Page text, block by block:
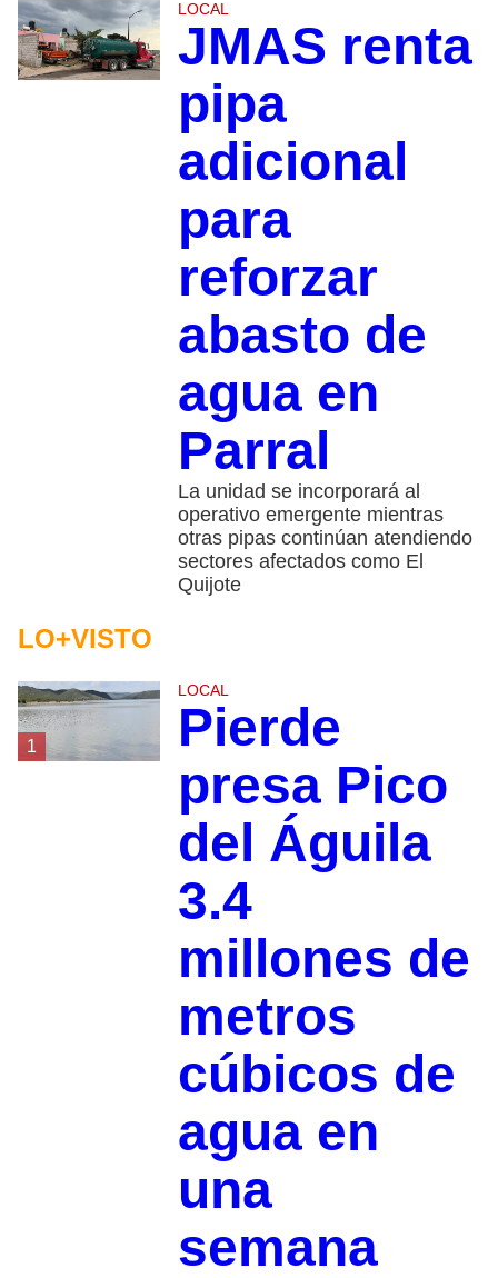
LOCAL
JMAS renta
pipa
adicional
para
reforzar
abasto de
agua en
Parral
La unidad se incorporará al
operativo emergente mientras
otras pipas continúan atendiendo
sectores afectados como El
Quijote
LO+VISTO
1
LOCAL
Pierde
presa Pico
del Águila
3.4
millones de
metros
cúbicos de
agua en
una
semana